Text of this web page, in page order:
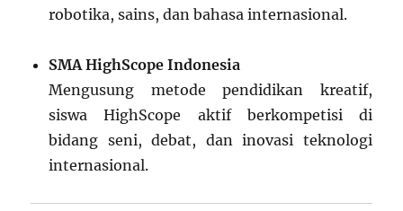
robotika, sains, dan bahasa internasional.
SMA HighScope Indonesia
Mengusung metode pendidikan kreatif,
siswa HighScope aktif berkompetisi di
bidang seni, debat, dan inovasi teknologi
internasional.